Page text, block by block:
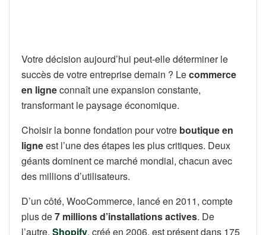
Votre décision aujourd’hui peut-elle déterminer le
succès de votre entreprise demain ? Lecommerce
en ligneconnaît une expansion constante,
transformant le paysage économique.
Choisir la bonne fondation pour votre boutique en
ligneest l’une des étapes les plus critiques. Deux
géants dominent ce marché mondial, chacun avec
des millions d’utilisateurs.
D’un côté, WooCommerce, lancé en 2011, compte
plus de7 millions d’installations actives. De
l’autre, Shopify, créé en 2006, est présent dans 175